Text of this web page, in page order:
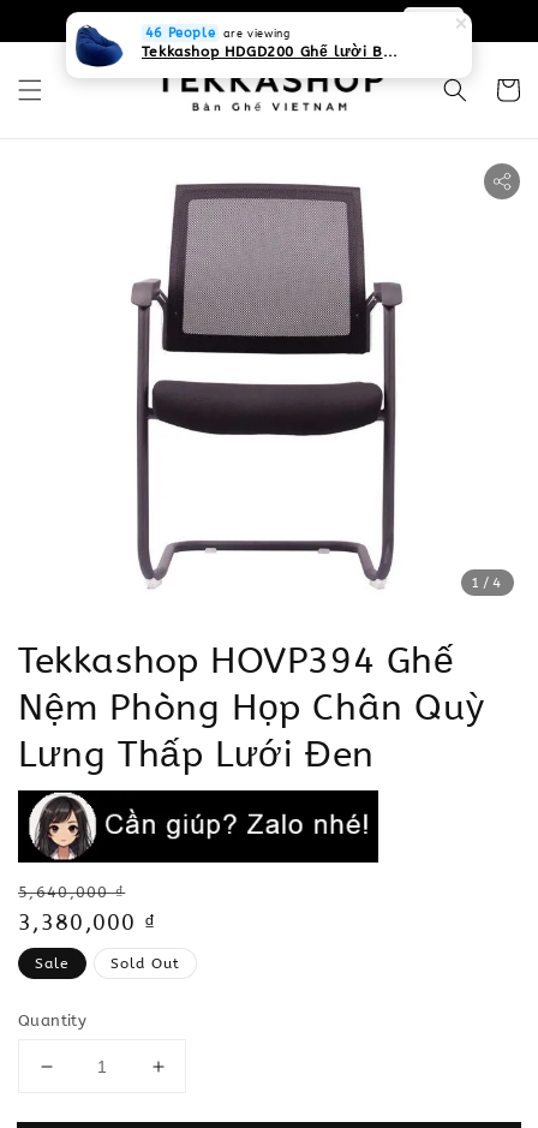
0931268840 Liên hệ với chúng tôi
1 /4
Tekkashop HOVP394 Ghế
Nệm Phòng Họp Chân Quỳ
Lưng Thấp Lưới Đen
Regular
price
5,640,000 ₫
Sale
price
3,380,000 ₫
Sale Sold Out
Quantity
46 People are viewing
Tekkashop HDGD200 Ghế lười Beanbag form truyền thống, chất liệu Olefin canvas kháng nước, màu xanh biển, có thể sử dụng trong nhà và cả ngoài trời, có quai xách